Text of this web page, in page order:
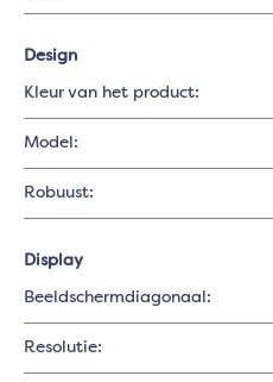
Design
Kleur van het product:
Model:
Robuust:
Display
Beeldschermdiagonaal:
Resolutie: